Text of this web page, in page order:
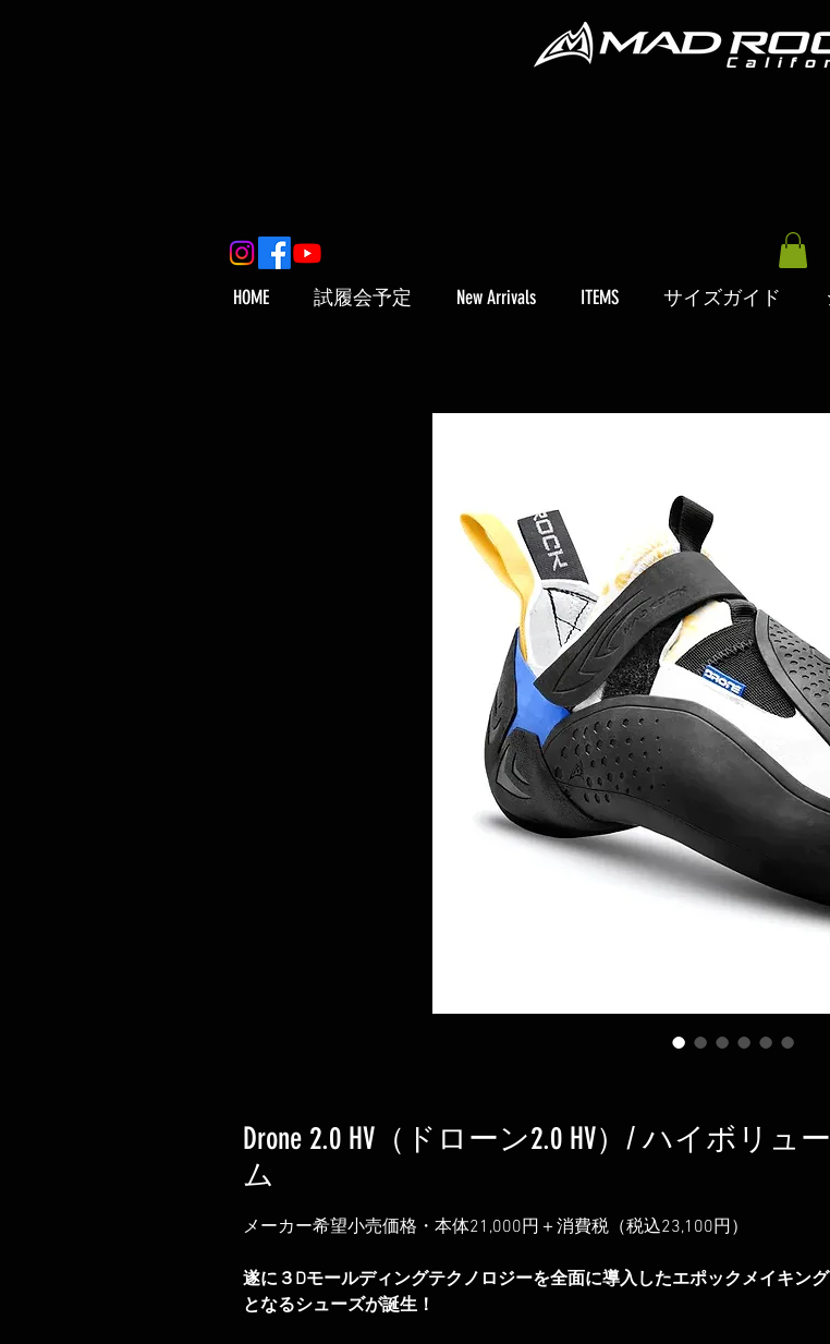
HOME 試履会予定 New Arrivals ITEMS サイズガイド
Drone 2.0 HV（ドローン2.0 HV）/ ハイボリュー
ム
メーカー希望小売価格・本体21,000円＋消費税（税込23,100円）
遂に３Dモールディングテクノロジーを全面に導入したエポックメイキング
となるシューズが誕生！